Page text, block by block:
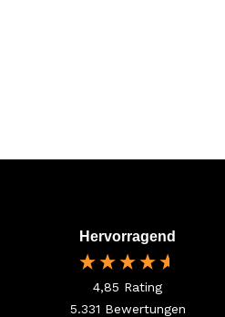
Hervorragend
4,85 Rating
5.331 Bewertungen